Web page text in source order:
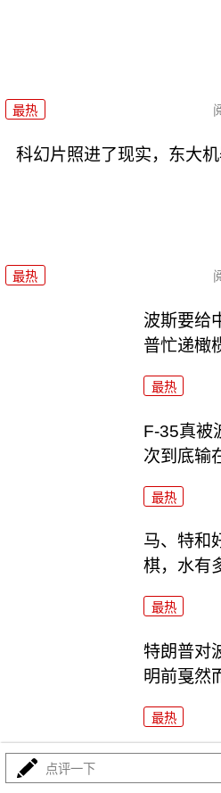
最热
科幻片照进了现实，东大机
最热
波斯要给
普忙递橄
最热
F-35真被
次到底输
最热
马、特和
棋，水有
最热
特朗普对
明前戛然
最热
055要迎来最强对手？东瀛
点评一下